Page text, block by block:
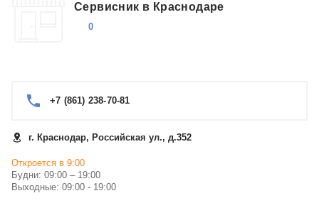
Сервисник в Краснодаре
0
+7 (861) 238-70-81
г. Краснодар, Российская ул., д.352
Откроется в 9:00
Будни: 09:00 – 19:00
Выходные: 09:00 - 19:00